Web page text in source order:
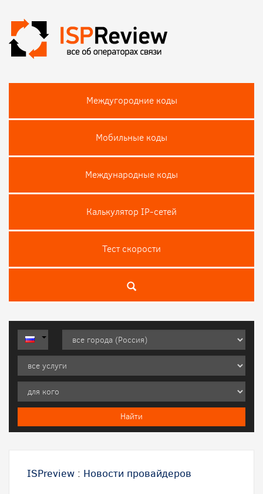
Междугородние коды
Мобильные коды
Международные коды
Калькулятор IP-сетей
Тест скороcти
ISPreview : Новости провайдеров